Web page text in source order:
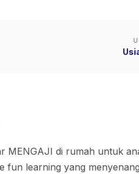
MENGAJI di rumah untuk
fun learning yang